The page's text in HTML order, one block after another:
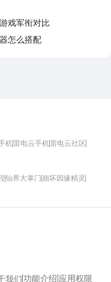
戏军衔对比
怎么搭配
机雷电云手机雷电云社区
仙界大掌门 崩坏因缘精灵
我们功能介绍 应用权限